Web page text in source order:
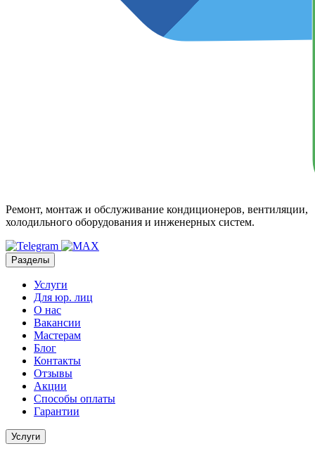
Ремонт, монтаж и обслуживание кондиционеров, вентиляции,
холодильного оборудования и инженерных систем.
Разделы
Услуги
Для юр. лиц
О нас
Вакансии
Мастерам
Блог
Контакты
Отзывы
Акции
Способы оплаты
Гарантии
Услуги